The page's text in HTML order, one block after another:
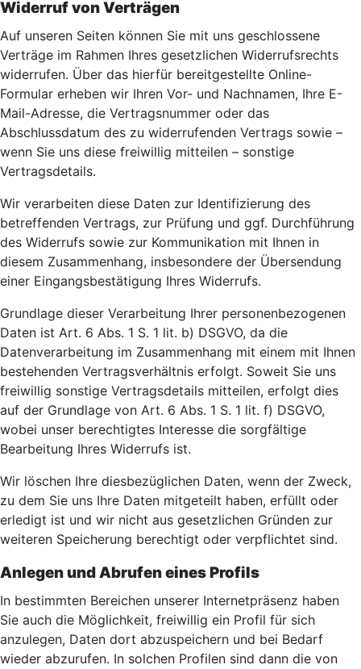
Widerruf von Verträgen
Auf unseren Seiten können Sie mit uns geschlossene
Verträge im Rahmen Ihres gesetzlichen Widerrufsrechts
widerrufen. Über das hierfür bereitgestellte Online-
Formular erheben wir Ihren Vor- und Nachnamen, Ihre E-
Mail-Adresse, die Vertragsnummer oder das
Abschlussdatum des zu widerrufenden Vertrags sowie –
wenn Sie uns diese freiwillig mitteilen – sonstige
Vertragsdetails.
Wir verarbeiten diese Daten zur Identifizierung des
betreffenden Vertrags, zur Prüfung und ggf. Durchführung
des Widerrufs sowie zur Kommunikation mit Ihnen in
diesem Zusammenhang, insbesondere der Übersendung
einer Eingangsbestätigung Ihres Widerrufs.
Grundlage dieser Verarbeitung Ihrer personenbezogenen
Daten ist Art. 6 Abs. 1 S. 1 lit. b) DSGVO, da die
Datenverarbeitung im Zusammenhang mit einem mit Ihnen
bestehenden Vertragsverhältnis erfolgt. Soweit Sie uns
freiwillig sonstige Vertragsdetails mitteilen, erfolgt dies
auf der Grundlage von Art. 6 Abs. 1 S. 1 lit. f) DSGVO,
wobei unser berechtigtes Interesse die sorgfältige
Bearbeitung Ihres Widerrufs ist.
Wir löschen Ihre diesbezüglichen Daten, wenn der Zweck,
zu dem Sie uns Ihre Daten mitgeteilt haben, erfüllt oder
erledigt ist und wir nicht aus gesetzlichen Gründen zur
weiteren Speicherung berechtigt oder verpflichtet sind.
Anlegen und Abrufen eines Profils
In bestimmten Bereichen unserer Internetpräsenz haben
Sie auch die Möglichkeit, freiwillig ein Profil für sich
anzulegen, Daten dort abzuspeichern und bei Bedarf
wieder abzurufen. In solchen Profilen sind dann die von